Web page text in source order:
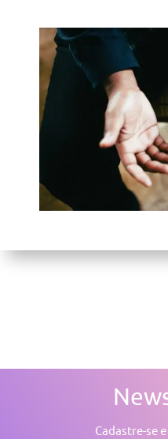
Cadastre-se